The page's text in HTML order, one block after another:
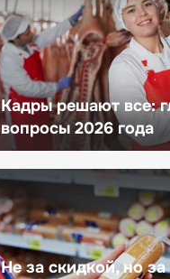
Кадры решают все:
вопросы 2026 года
Не за скидкой, но за